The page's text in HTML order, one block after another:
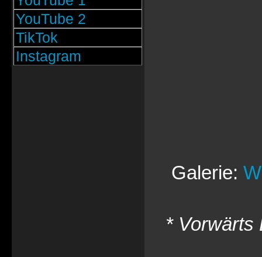
YouTube 2
TikTok
Instagram
Galerie:
* Vorwärts